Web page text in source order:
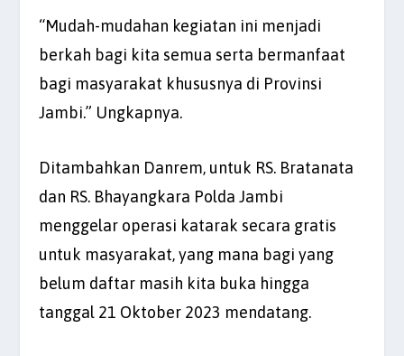
“Mudah-mudahan kegiatan ini menjadi
berkah bagi kita semua serta bermanfaat
bagi masyarakat khususnya di Provinsi
Jambi.” Ungkapnya.
Ditambahkan Danrem, untuk RS. Bratanata
dan RS. Bhayangkara Polda Jambi
menggelar operasi katarak secara gratis
untuk masyarakat, yang mana bagi yang
belum daftar masih kita buka hingga
tanggal 21 Oktober 2023 mendatang.